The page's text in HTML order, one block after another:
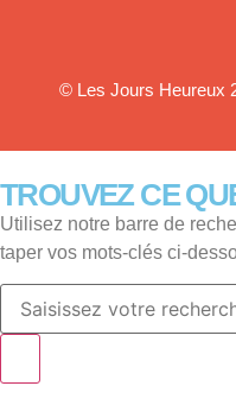
© Les Jours Heureux
TROUVEZ CE
Utilisez notre barre de
taper vos mots-clés ci-